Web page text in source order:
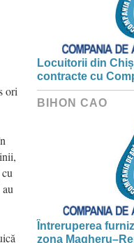
ori
Locuitorii din
contracte cu
BIHON CAO
Întreruperea
zona